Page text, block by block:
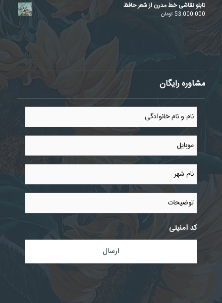
تابلو نقاشی خط مدرن از شعر حافظ
53,000,000 تومان
مشاوره رایگان
نام
نام
خانوادگی
موبایل
نام
شهر *
توضیحات
کد امنیتی